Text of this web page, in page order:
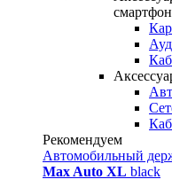
Рекомендуем
Автомобильный
Max Auto XL black